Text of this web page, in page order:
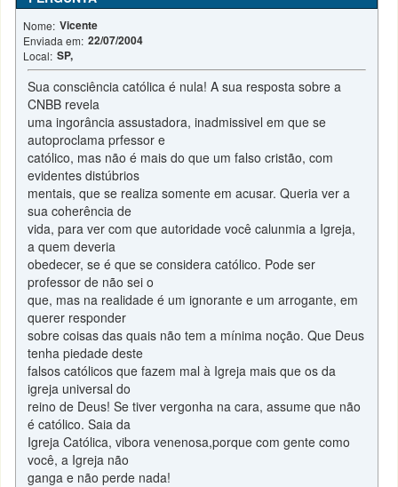
Nome: Vicente
Enviada em: 22/07/2004
Local: SP,
Sua consciência católica é nula! A sua resposta sobre a
CNBB revela
uma ingorância assustadora, inadmissivel em que se
autoproclama prfessor e
católico, mas não é mais do que um falso cristão, com
evidentes distúbrios
mentais, que se realiza somente em acusar. Queria ver a
sua coherência de
vida, para ver com que autoridade você calunmia a Igreja,
a quem deveria
obedecer, se é que se considera católico. Pode ser
professor de não sei o
que, mas na realidade é um ignorante e um arrogante, em
querer responder
sobre coisas das quais não tem a mínima noção. Que Deus
tenha piedade deste
falsos católicos que fazem mal à Igreja mais que os da
igreja universal do
reino de Deus! Se tiver vergonha na cara, assume que não
é católico. Saia da
Igreja Católica, vibora venenosa,porque com gente como
você, a Igreja não
ganga e não perde nada!